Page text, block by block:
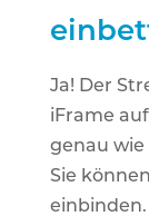
Ja! Der
iFrame
genau wie
Sie
einbinden.